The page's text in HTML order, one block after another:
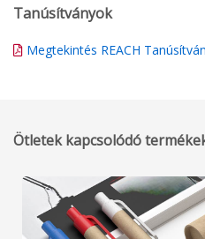
Tanúsítványok
Megtekintés REACH
Ötletek kapcsolódó